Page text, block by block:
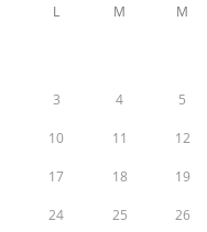
L M M
3 4 5
10 11 12
17 18 19
24 25 26